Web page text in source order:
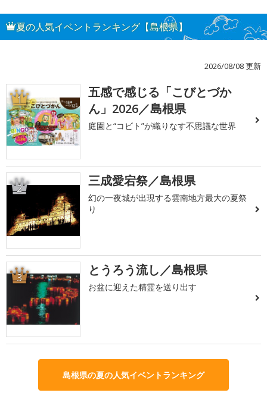
夏の人気イベントランキング【島根県】
2026/08/08 更新
1
五感で感じる「こびとづか
ん」2026／島根県
庭園と“コビト”が織りなす不思議な世界
2 三成愛宕祭／島根県
幻の一夜城が出現する雲南地方最大の夏祭
り
3 とうろう流し／島根県
お盆に迎えた精霊を送り出す
島根県の夏の人気イベントランキング